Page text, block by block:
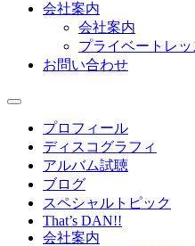
会社案内
会社案内
プライベートレッ
お問い合わせ
プロフィール
ディスコグラフィ
アルバム試聴
ブログ
スペシャルトピック
That’s DAN!!
会社案内